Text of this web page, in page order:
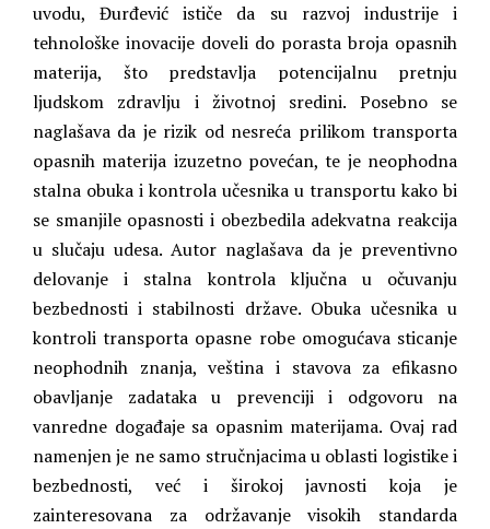
uvodu, Đurđević ističe da su razvoj industrije i
tehnološke inovacije doveli do porasta broja opasnih
materija, što predstavlja potencijalnu pretnju
ljudskom zdravlju i životnoj sredini. Posebno se
naglašava da je rizik od nesreća prilikom transporta
opasnih materija izuzetno povećan, te je neophodna
stalna obuka i kontrola učesnika u transportu kako bi
se smanjile opasnosti i obezbedila adekvatna reakcija
u slučaju udesa. Autor naglašava da je preventivno
delovanje i stalna kontrola ključna u očuvanju
bezbednosti i stabilnosti države. Obuka učesnika u
kontroli transporta opasne robe omogućava sticanje
neophodnih znanja, veština i stavova za efikasno
obavljanje zadataka u prevenciji i odgovoru na
vanredne događaje sa opasnim materijama. Ovaj rad
namenjen je ne samo stručnjacima u oblasti logistike i
bezbednosti, već i širokoj javnosti koja je
zainteresovana za održavanje visokih standarda